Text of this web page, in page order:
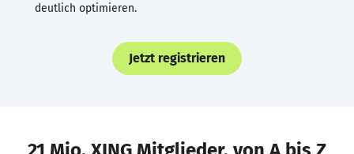
deutlich optimieren.
Jetzt registrieren